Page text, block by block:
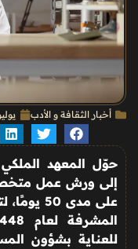
أخبار الثقافة و الأدب يوليو 2,
حوّل المعهد الملكي
إلى ورش عمل
على مدى 50 يومًا،
المشرفة لعام
للعناية بشؤون